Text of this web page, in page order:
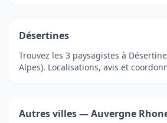
Désertines
Trouvez les 3 paysagistes à
Alpes). Localisations, avis et
Autres villes — Auvergne